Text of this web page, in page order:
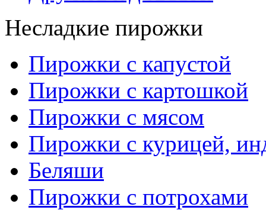
Несладкие пирожки
Пирожки с капустой
Пирожки с картошкой
Пирожки с мясом
Пирожки с курицей,
Беляши
Пирожки с потрохами